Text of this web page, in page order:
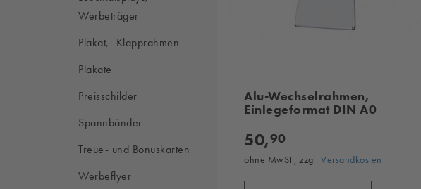
Werbeträger
Plakat,- Klapprahmen
Plakate
Preisschilder
Spannbänder
Treue- und Bonuskarten
Werbeflyer
Alu-Wechselrahmen,
Einlegeformat DIN A0
50,90
ohne MwSt., zzgl.Versandkosten